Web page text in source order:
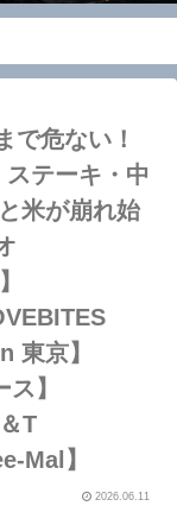
で危ない！
テーキ・中
米が崩れ始
東京】
】
T
Mal】
2026.06.11